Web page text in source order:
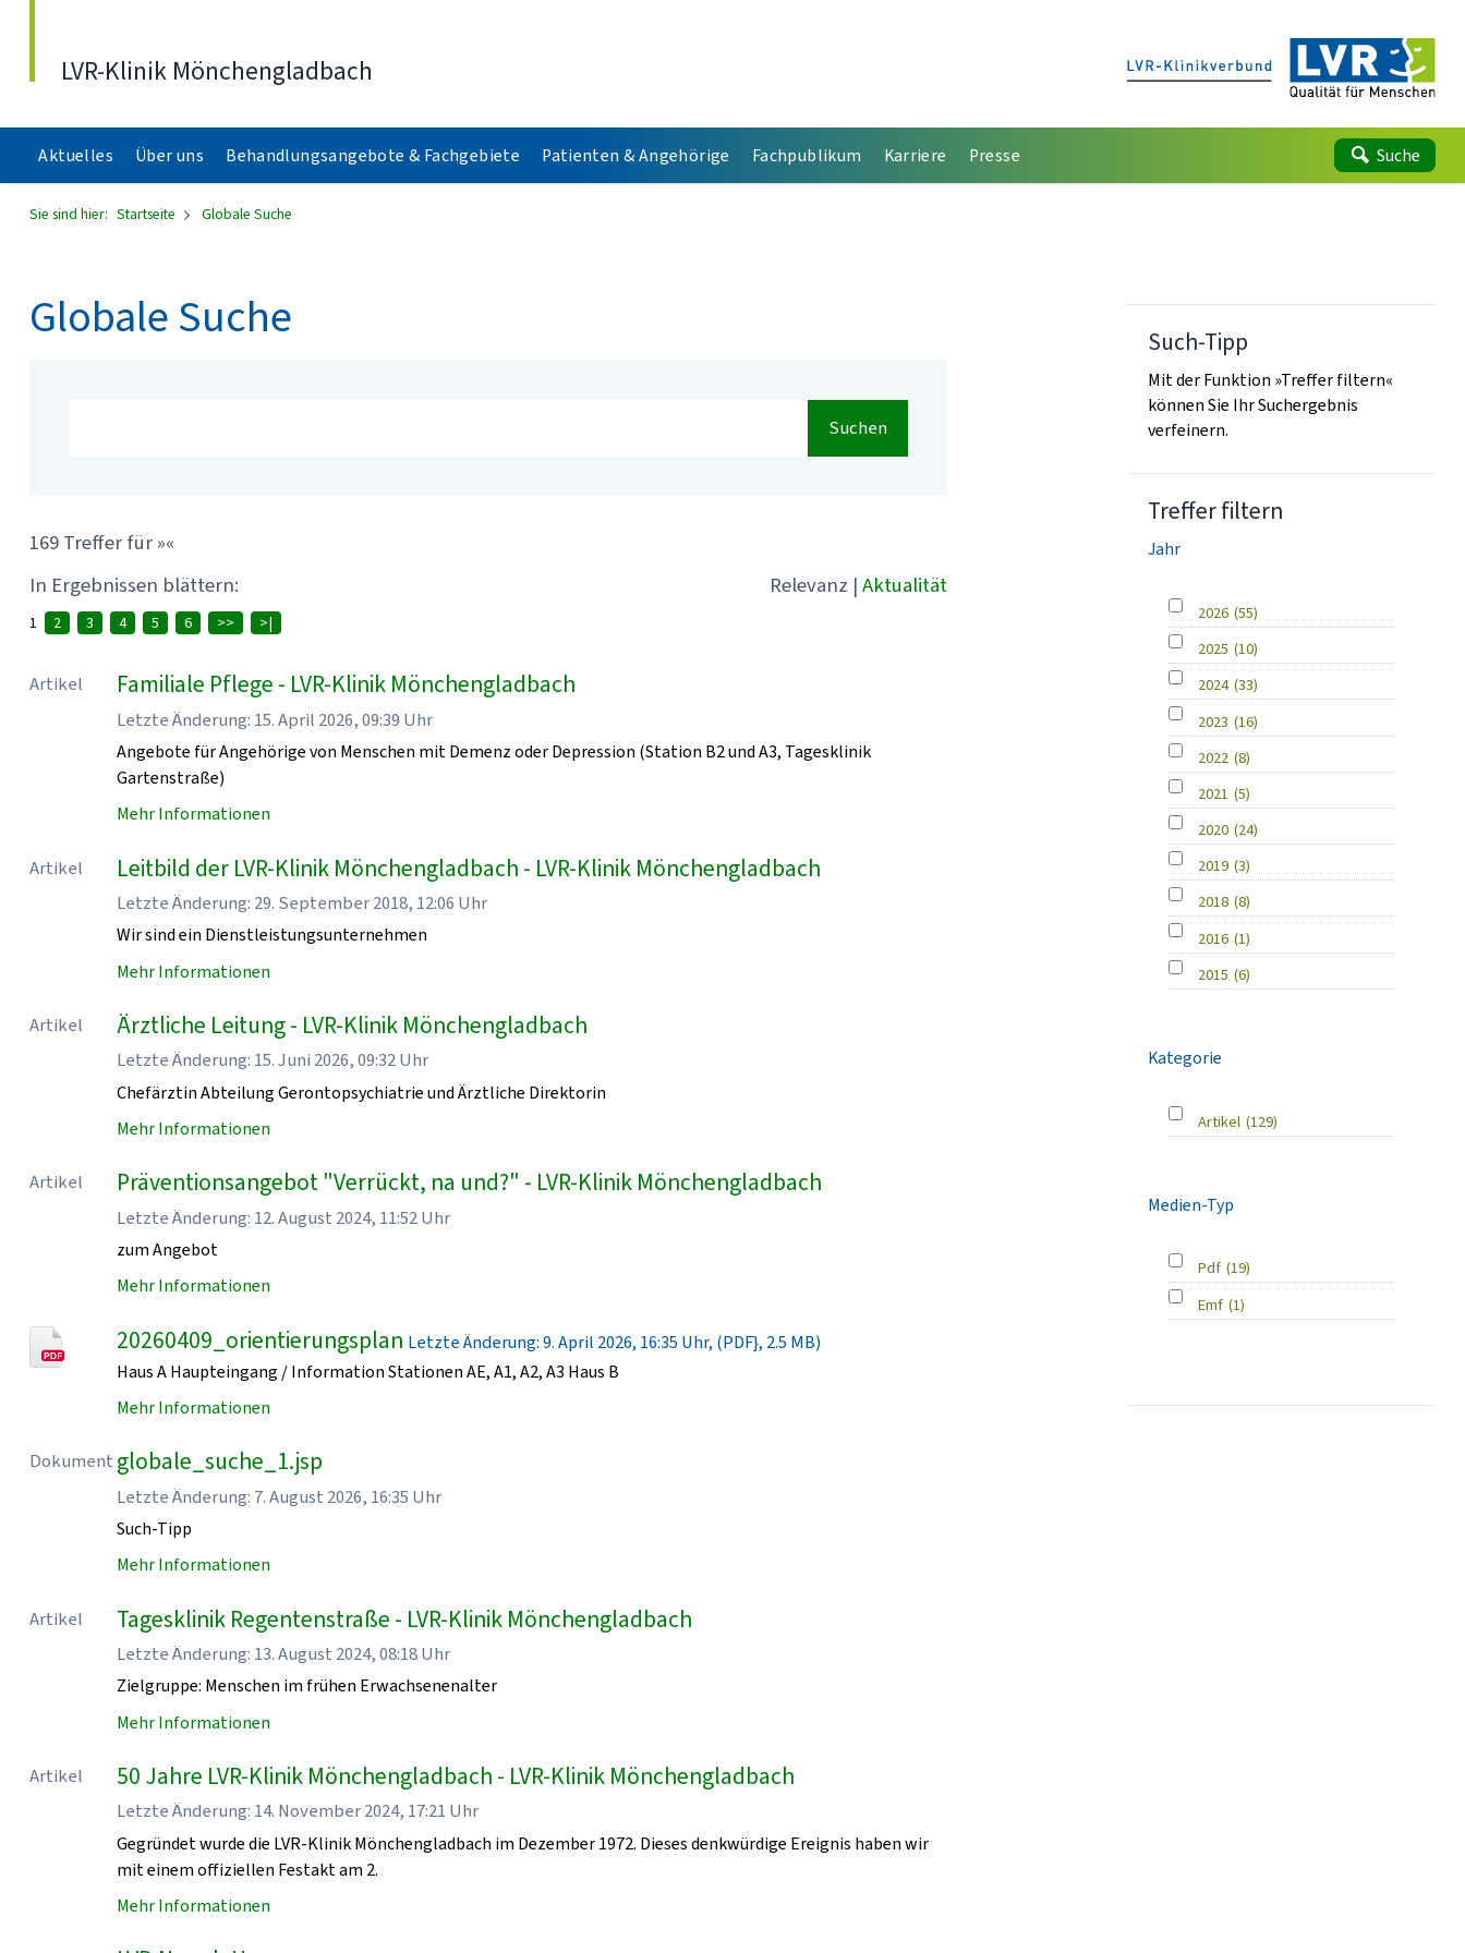
LVR-Klinik Mönchengladbach
Aktuelles Über uns Behandlungsangebote & Fachgebiete Patienten & Angehörige Fachpublikum Karriere Presse Suche
Sie sind hier: Startseite Globale Suche
Globale Suche
Suchen
169 Treffer für »«
In Ergebnissen blättern:
Relevanz | Aktualität
1 2 3 4 5 6 >> >|
Artikel Familiale Pflege - LVR-Klinik Mönchengladbach
Letzte Änderung: 15. April 2026, 09:39 Uhr
Angebote für Angehörige von Menschen mit Demenz oder Depression (Station B2 und A3, Tagesklinik
Gartenstraße)
Mehr Informationen
Artikel Leitbild der LVR-Klinik Mönchengladbach - LVR-Klinik Mönchengladbach
Letzte Änderung: 29. September 2018, 12:06 Uhr
Wir sind ein Dienstleistungsunternehmen
Mehr Informationen
Artikel Ärztliche Leitung - LVR-Klinik Mönchengladbach
Letzte Änderung: 15. Juni 2026, 09:32 Uhr
Chefärztin Abteilung Gerontopsychiatrie und Ärztliche Direktorin
Mehr Informationen
Artikel Präventionsangebot "Verrückt, na und?" - LVR-Klinik Mönchengladbach
Letzte Änderung: 12. August 2024, 11:52 Uhr
zum Angebot
Mehr Informationen
20260409_orientierungsplan Letzte Änderung: 9. April 2026, 16:35 Uhr, (PDF}, 2.5 MB)
Haus A Haupteingang / Information Stationen AE, A1, A2, A3 Haus B
Mehr Informationen
Dokument globale_suche_1.jsp
Letzte Änderung: 7. August 2026, 16:35 Uhr
Such-Tipp
Mehr Informationen
Artikel Tagesklinik Regentenstraße - LVR-Klinik Mönchengladbach
Letzte Änderung: 13. August 2024, 08:18 Uhr
Zielgruppe: Menschen im frühen Erwachsenenalter
Mehr Informationen
Artikel 50 Jahre LVR-Klinik Mönchengladbach - LVR-Klinik Mönchengladbach
Letzte Änderung: 14. November 2024, 17:21 Uhr
Gegründet wurde die LVR-Klinik Mönchengladbach im Dezember 1972. Dieses denkwürdige Ereignis haben wir
mit einem offiziellen Festakt am 2.
Mehr Informationen
Such-Tipp
Mit der Funktion »Treffer filtern«
können Sie Ihr Suchergebnis
verfeinern.
Treffer filtern
Jahr
2026 (55)
2025 (10)
2024 (33)
2023 (16)
2022 (8)
2021 (5)
2020 (24)
2019 (3)
2018 (8)
2016 (1)
2015 (6)
Kategorie
Artikel (129)
Medien-Typ
Pdf (19)
Emf (1)